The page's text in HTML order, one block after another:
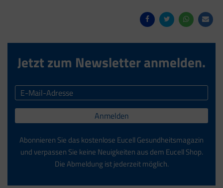
Jetzt zum Newsletter anmelden.
Anmelden
Abonnieren Sie das kostenlose Eucell Gesundheitsmagazin
und verpassen Sie keine Neuigkeiten aus dem Eucell Shop.
Die Abmeldung ist jederzeit möglich.